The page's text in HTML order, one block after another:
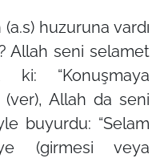
huzuruna vardı
Allah seni selamet
ki: “Konuşmaya
Allah da seni
buyurdu: “Selam
(girmesi veya